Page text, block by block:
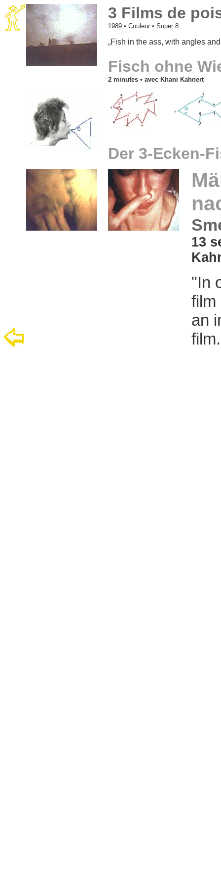
3 Films de
1989 • Couleur • Super 8
„Fish in the ass, with angles
Fisch ohne
2 minutes • avec Khani Kahnert
Der 3-Ecken-
13
"In
film
an